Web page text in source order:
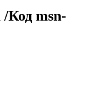
/Код msn-